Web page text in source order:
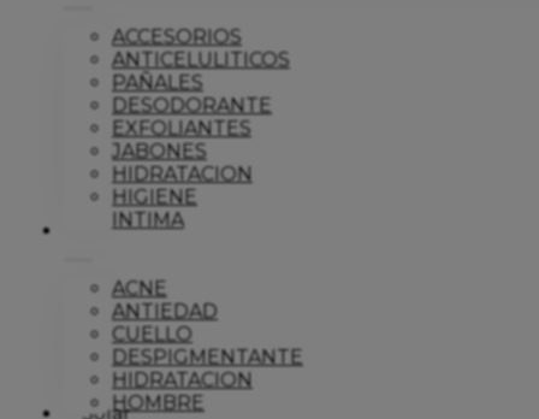
ACCESORIOS
ANTICELULITICOS
PAÑALES
DESODORANTE
EXFOLIANTES
JABONES
HIDRATACION
HIGIENE
INTIMA
Dermo
ACNE
ANTIEDAD
CUELLO
DESPIGMENTANTE
HIDRATACION
HOMBRE
Solar